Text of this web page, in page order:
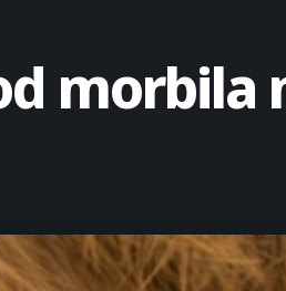
morbila